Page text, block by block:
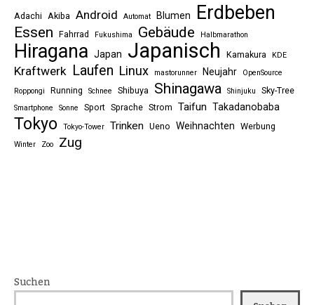
Adachi Akiba Android Automat Blumen Erdbeben
Essen Fahrrad Fukushima Gebäude Halbmarathon
Hiragana Japan Japanisch Kamakura KDE
Kraftwerk Laufen Linux mastorunner Neujahr
OpenSource
Roppongi
Running Schnee Shibuya Shinagawa Shinjuku Sky-Tree
Smartphone Sonne Sport Sprache Strom Taifun Takadanobaba
Tokyo Tokyo-Tower Trinken Ueno Weihnachten Werbung
Winter Zoo Zug
Suchen